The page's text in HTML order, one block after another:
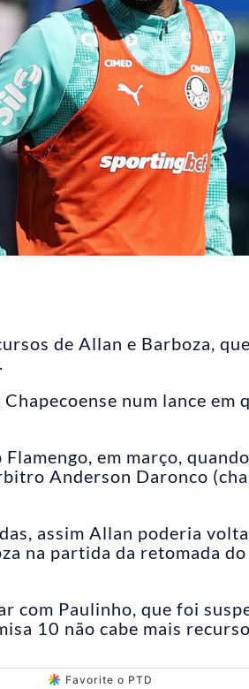
de Allan e Barboza,
num lance em
em março, quando
Anderson Daronco
assim Allan poderia
na partida da retomada do
com Paulinho, que foi
10 não cabe mais
Favorite o PTD